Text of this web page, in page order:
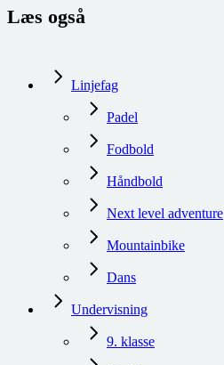
Læs også
Linjefag
Padel
Fodbold
Håndbold
Next level adventure
Mountainbike
Dans
Undervisning
9. klasse